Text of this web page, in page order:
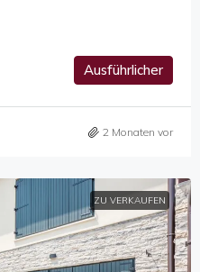
Ausführlicher
2 Monaten vor
ZU VERKAUFEN